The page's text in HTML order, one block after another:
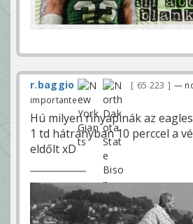
r.baggio 65 223
—
importante
Hú milyen rinyapinák az
1 td hátrányban 10 perccel a
eldőlt xD